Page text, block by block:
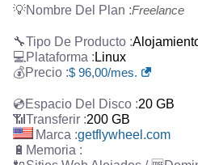
Freelance
Linux
$ 96,00/mes.
20 GB
200 GB
getflywheel.com